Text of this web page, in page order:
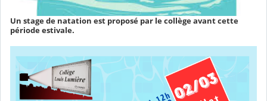
Un stage de natation est proposé par le collège avant cette
période estivale.